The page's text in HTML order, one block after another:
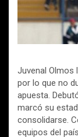
Juvenal Olmos
por lo que no
apuesta.
marcó su
consolidarse.
equipos del